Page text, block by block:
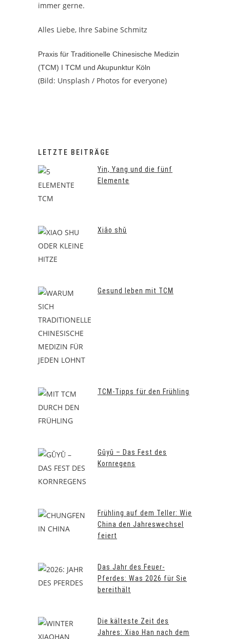
immer gerne.
Alles Liebe, Ihre Sabine Schmitz
Praxis für Traditionelle Chinesische Medizin
(TCM) I TCM und Akupunktur Köln
(Bild: Unsplash / Photos for everyone)
LETZTE BEITRÄGE
Yin, Yang und die fünf
Elemente
Xiǎo shǔ
Gesund leben mit TCM
TCM-Tipps für den Frühling
Gǔyǔ – Das Fest des
Kornregens
Frühling auf dem Teller: Wie
China den Jahreswechsel
feiert
Das Jahr des Feuer-
Pferdes: Was 2026 für Sie
bereithält
Die kälteste Zeit des
Jahres: Xiao Han nach dem